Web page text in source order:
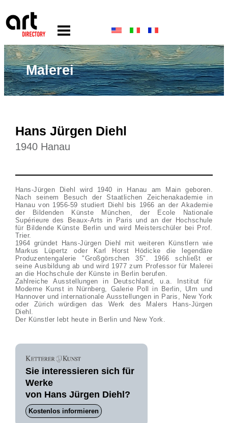
Malerei
Hans Jürgen Diehl
1940 Hanau
Hans-Jürgen Diehl wird 1940 in Hanau am Main geboren.
Nach seinem Besuch der Staatlichen Zeichenakademie in
Hanau von 1956-59 studiert Diehl bis 1966 an der Akademie
der Bildenden Künste München, der Ecole Nationale
Supérieure des Beaux-Arts in Paris und an der Hochschule
für Bildende Künste Berlin und wird Meisterschüler bei Prof.
Trier.
1964 gründet Hans-Jürgen Diehl mit weiteren Künstlern wie
Markus Lüpertz oder Karl Horst Hödicke die legendäre
Produzentengalerie "Großgörschen 35". 1966 schließt er
seine Ausbildung ab und wird 1977 zum Professor für Malerei
an die Hochschule der Künste in Berlin berufen.
Zahlreiche Ausstellungen in Deutschland, u.a. Institut für
Moderne Kunst in Nürnberg, Galerie Poll in Berlin, Ulm und
Hannover und internationale Ausstellungen in Paris, New York
oder Zürich würdigen das Werk des Malers Hans-Jürgen
Diehl.
Der Künstler lebt heute in Berlin und New York.
Sie interessieren sich für
Werke
von Hans Jürgen Diehl?
Kostenlos informieren